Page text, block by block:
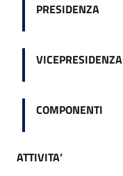
PRESIDENZA
VICEPRESIDENZA
COMPONENTI
ATTIVITA’